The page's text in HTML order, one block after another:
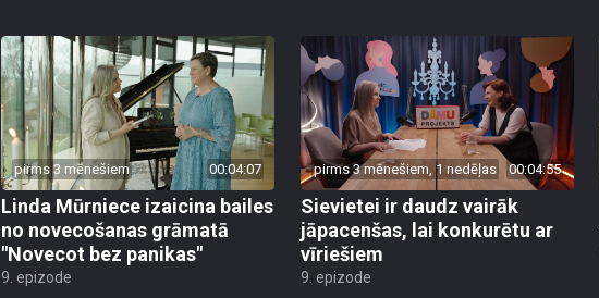
pirms 3 mēnešiem 00:04:07
Linda Mūrniece izaicina bailes
no novecošanas grāmatā
"Novecot bez panikas"
9. epizode
pirms 3 mēnešiem, 1 nedēļas 00:04:55
Sievietei ir daudz vairāk
jāpacenšas, lai konkurētu ar
vīriešiem
9. epizode